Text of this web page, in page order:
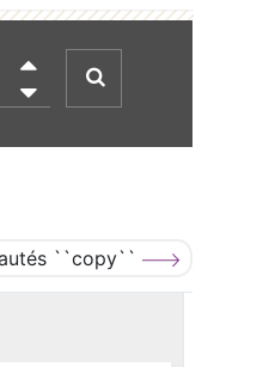

``copy``